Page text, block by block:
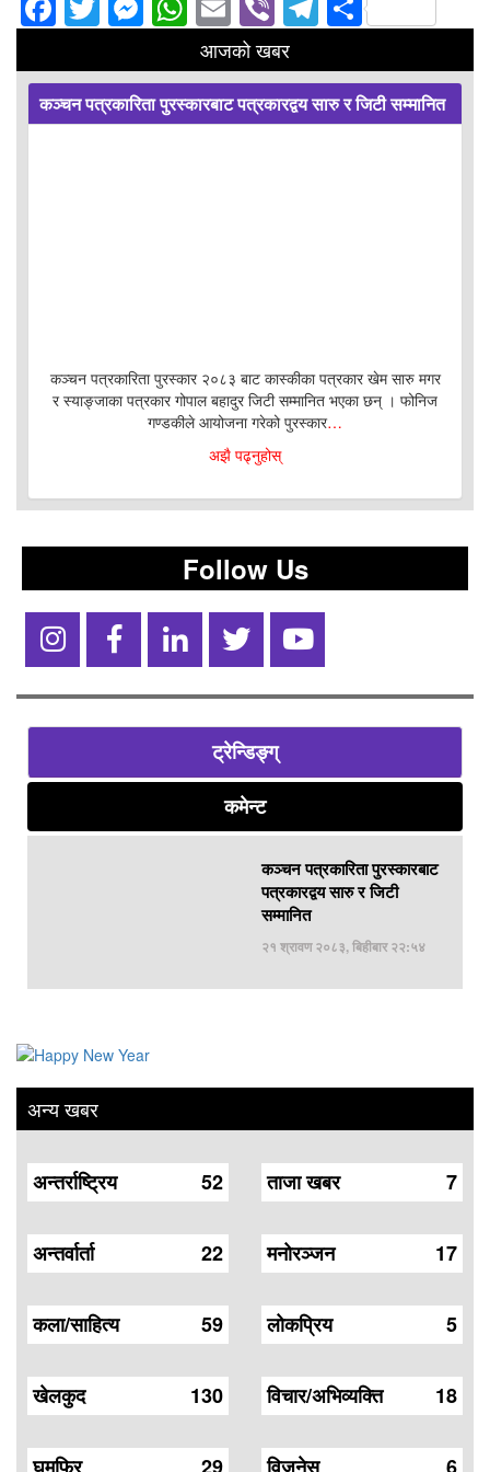
आजको खबर
कञ्चन पत्रकारिता पुरस्कारबाट पत्रकारद्वय सारु र जिटी सम्मानित
कञ्चन पत्रकारिता पुरस्कार २०८३ बाट कास्कीका पत्रकार खेम सारु मगर
र स्याङ्जाका पत्रकार गोपाल बहादुर जिटी सम्मानित भएका छन् । फोनिज
गण्डकीले आयोजना गरेको पुरस्कार…
अझै पढ्नुहोस्
Follow Us
ट्रेन्डिङ्ग्
कमेन्ट
कञ्चन पत्रकारिता पुरस्कारबाट
पत्रकारद्वय सारु र जिटी
सम्मानित
२१ श्रावण २०८३, बिहीबार २२:५४
अन्य खबर
52
अन्तर्राष्ट्रिय
22
अन्तर्वार्ता
59
कला/साहित्य
130
खेलकुद
29
घुमफिर
7
ताजा खबर
17
मनोरञ्जन
5
लोकप्रिय
18
विचार/अभिव्यक्ति
6
विजनेस